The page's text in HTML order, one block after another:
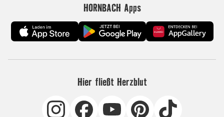
HORNBACH Apps
Hier fließt Herzblut